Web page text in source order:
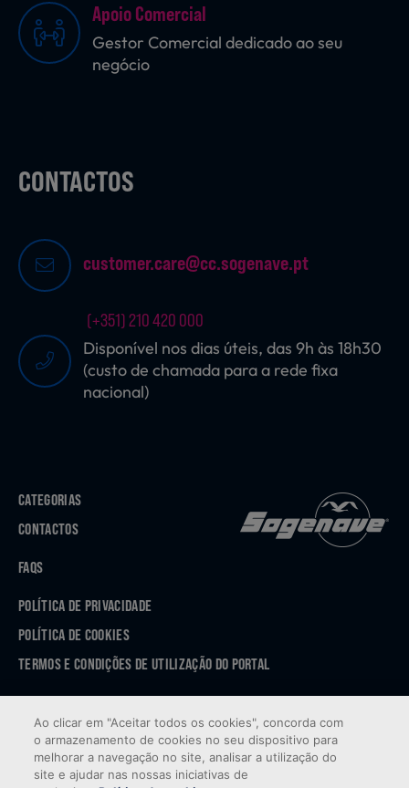
Sobremesas
Apoio Comercial
Gestor Comercial dedicado ao seu
negócio
CONTACTOS
customer.care@cc.sogenave.pt
(+351) 210 420 000
Disponível nos dias úteis, das 9h às 18h30
(custo de chamada para a rede fixa
nacional)
CATEGORIAS
CONTACTOS
FAQS
POLÍTICA DE PRIVACIDADE
POLÍTICA DE COOKIES
TERMOS E CONDIÇÕES DE UTILIZAÇÃO DO PORTAL
GOOGLE PLAY
Ao clicar em "Aceitar todos os cookies", concorda com
o armazenamento de cookies no seu dispositivo para
melhorar a navegação no site, analisar a utilização do
site e ajudar nas nossas iniciativas de